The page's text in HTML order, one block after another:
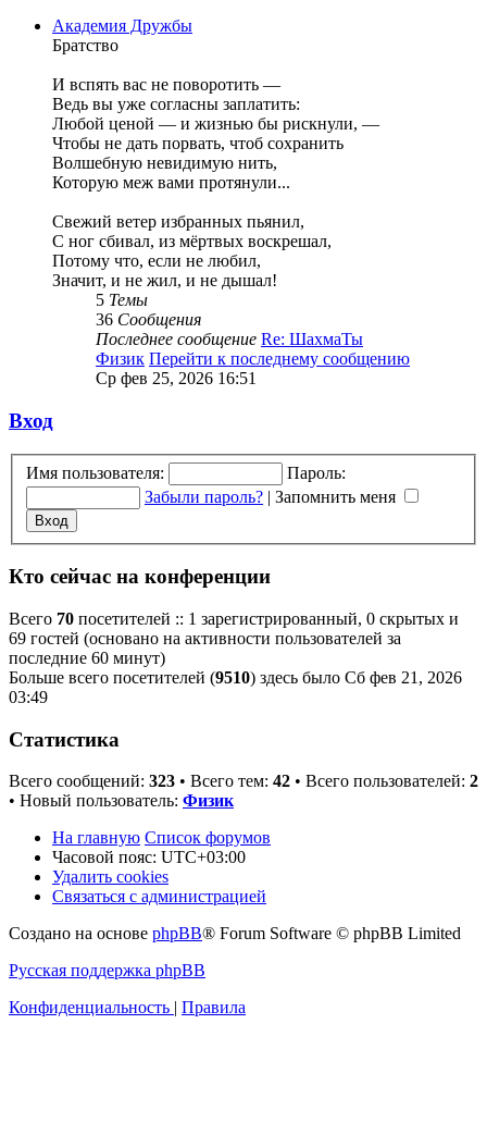
Академия Дружбы
Братство
И вспять вас не поворотить —
Ведь вы уже согласны заплатить:
Любой ценой — и жизнью бы рискнули, —
Чтобы не дать порвать, чтоб сохранить
Волшебную невидимую нить,
Которую меж вами протянули...
Свежий ветер избранных пьянил,
С ног сбивал, из мёртвых воскрешал,
Потому что, если не любил,
Значит, и не жил, и не дышал!
5 Темы
36 Сообщения
Последнее сообщение Re: ШахмаТы
Физик Перейти к последнему сообщению
Ср фев 25, 2026 16:51
Вход
Имя пользователя:
Пароль:
Забыли пароль? | Запомнить меня
Кто сейчас на конференции
Всего 70 посетителей :: 1 зарегистрированный, 0 скрытых и
69 гостей (основано на активности пользователей за
последние 60 минут)
Больше всего посетителей (9510) здесь было Сб фев 21, 2026
03:49
Статистика
Всего сообщений: 323 • Всего тем: 42 • Всего пользователей: 2
• Новый пользователь: Физик
На главную Список форумов
Часовой пояс: UTC+03:00
Удалить cookies
Связаться с администрацией
Создано на основе phpBB® Forum Software © phpBB Limited
Русская поддержка phpBB
Конфиденциальность | Правила